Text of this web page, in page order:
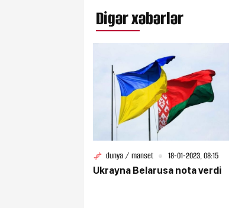
Digər xəbərlər
dunya / manset
18-01-2023, 08:15
Ukrayna Belarusa nota verdi